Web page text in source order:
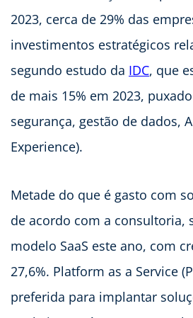
2023, cerca de 29% das
investimentos estratégicos
segundo estudo da IDC, que
de mais 15% em 2023,
segurança, gestão de dados,
Experience).
Metade do que é gasto com
de acordo com a consultoria,
modelo SaaS este ano, com
27,6%. Platform as a Service
preferida para implantar